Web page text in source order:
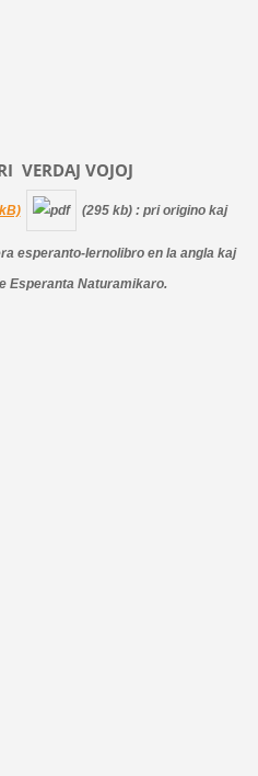
VERDAJ VOJOJ
(295 kb) : pri origino kaj
esperanto-lernolibro en la angla kaj
Esperanta Naturamikaro.